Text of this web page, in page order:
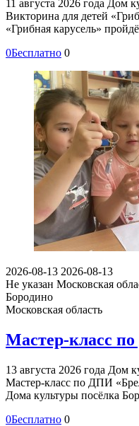
11 августа 2026 года Дом
Викторина для детей
«Грибная карусель»
0Бесплатно 0
2026-08-13 2026-08-13
Не указан Московская
Бородино
Московская область
Мастер-класс
13 августа 2026 года Дом
Мастер-класс по ДПИ
Дома культуры посёлка
0Бесплатно 0